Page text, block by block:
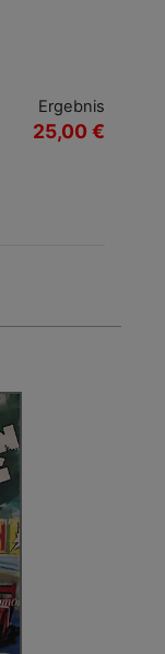
Ergebnis
25,00 €